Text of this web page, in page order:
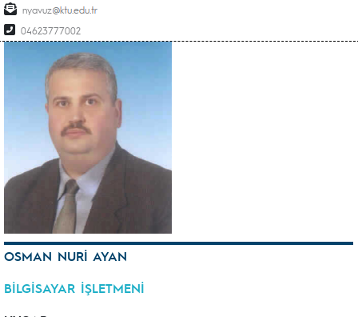
nyavuz
04623777002
OSMAN NURİ AYAN
BİLGİSAYAR İŞLETMENİ